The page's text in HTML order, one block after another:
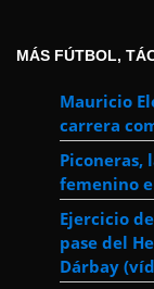
MÁS FÚTBOL,
Mauricio
carrera
Piconeras,
femenino
Ejercicio
pase del
Dárbay